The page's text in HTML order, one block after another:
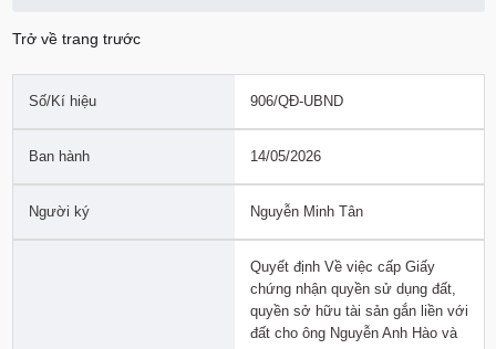
Trở về trang trước
Số/Kí hiệu 906/QĐ-UBND
Ban hành 14/05/2026
Người ký Nguyễn Minh Tân
Quyết định Về việc cấp Giấy
chứng nhận quyền sử dụng đất,
quyền sở hữu tài sản gắn liền với
đất cho ông Nguyễn Anh Hào và